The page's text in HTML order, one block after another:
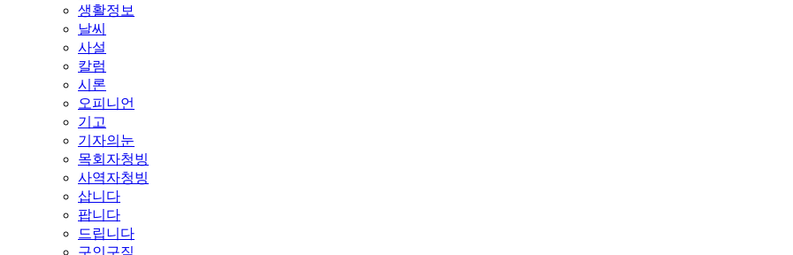
생활정보
날씨
사설
칼럼
시론
오피니언
기고
기자의눈
목회자청빙
사역자청빙
삽니다
팝니다
드립니다
구인구직